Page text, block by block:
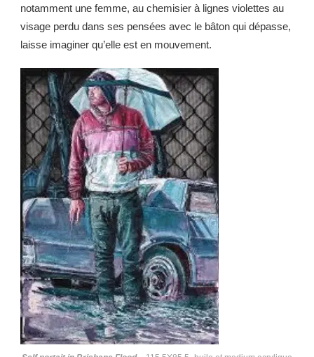
notamment une femme, au chemisier à lignes violettes au
visage perdu dans ses pensées avec le bâton qui dépasse,
laisse imaginer qu’elle est en mouvement.